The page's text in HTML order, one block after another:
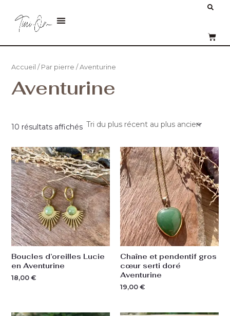
contenu
Menu
Accueil / Par pierre / Aventurine
Aventurine
10 résultats affichés
ancien
Boucles d’oreilles Lucie
en Aventurine
18,00 €
Chaîne et pendentif gros
cœur serti doré
Aventurine
19,00 €